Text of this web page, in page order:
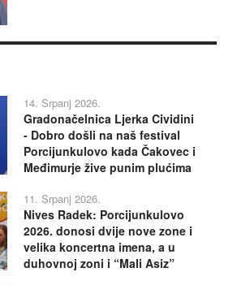
14. Srpanj 2026.
Gradonačelnica Ljerka Cividini
- Dobro došli na naš festival
Porcijunkulovo kada Čakovec i
Međimurje žive punim plućima
11. Srpanj 2026.
Nives Radek: Porcijunkulovo
2026. donosi dvije nove zone i
velika koncertna imena, a u
duhovnoj zoni i “Mali Asiz”